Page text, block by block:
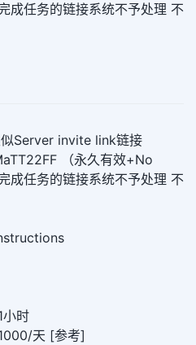
成任务的链接系统不予处理 不
Server invite link链接
（永久有效+No
成任务的链接系统不予处理 不
小时
天 [参考]